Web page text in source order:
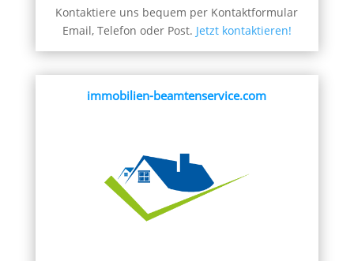
Kontaktiere uns bequem per Kontaktformular
Email, Telefon oder Post. Jetzt kontaktieren!
immobilien-beamtenservice.com